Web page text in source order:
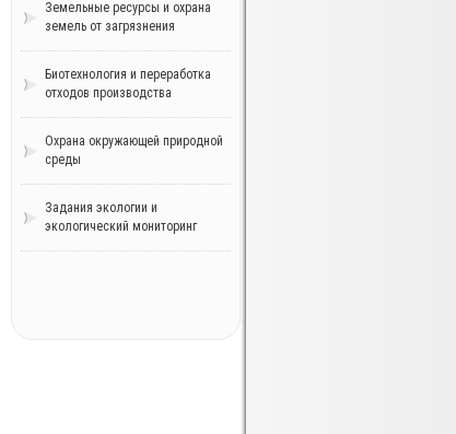
Земельные ресурсы и охрана
земель от загрязнения
Биотехнология и переработка
отходов производства
Охрана окружающей природной
среды
Задания экологии и
экологический мониторинг